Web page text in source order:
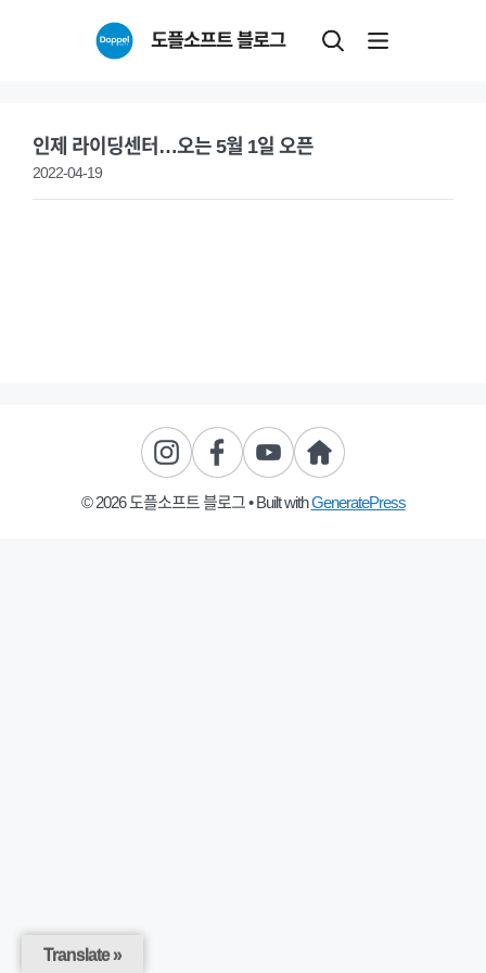
도플소프트 블로그
인제 라이딩센터…오는 5월 1일 오픈
2022-04-19
© 2026 도플소프트 블로그• Built withGeneratePress
Translate »